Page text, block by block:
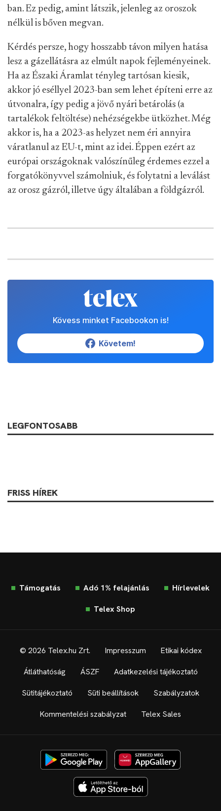
ban. Ez pedig, amint látszik, jelenleg az oroszok
nélkül is bőven megvan.
Kérdés persze, hogy hosszabb távon milyen hatása
lesz a gázellátásra az elmúlt napok fejleményeinek.
Ha az Északi Áramlat tényleg tartósan kiesik,
akkor jó eséllyel 2023-ban sem lehet építeni erre az
útvonalra, így pedig a jövő nyári betárolás (a
tartalékok feltöltése) nehézségekbe ütközhet. Még
akkor is, ha a 2023-as helyzet nem éri annyira
váratlanul az EU-t, mint az idei. Éppen ezért az
európai országoknak valószínűleg érdemes ezzel a
forgatókönyvvel számolniuk, és folytatni a leválást
az orosz gázról, illetve úgy általában a földgázról.
Kövess minket Facebookon is!
Követem!
LEGFONTOSABB
FRISS HÍREK
Támogatás Adó 1% felajánlás Hírlevelek
Telex Shop
© 2026 Telex.hu Zrt. Impresszum Etikai kódex
Átláthatóság ÁSZF Adatkezelési tájékoztató
Sütitájékoztató Süti beállítások Szabályzatok
Kommentelési szabályzat Telex Sales